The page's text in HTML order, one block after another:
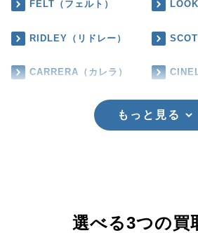
FELT（フェルト）
RIDLEY（リドレー）
CARRERA（カレラ）
もっと見る
選べる3つの買